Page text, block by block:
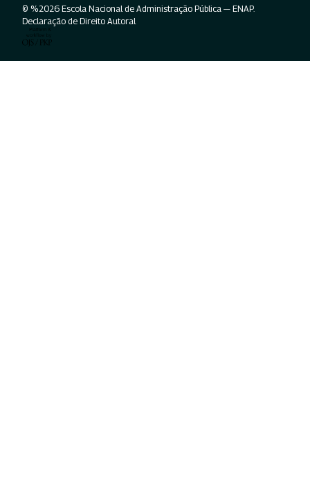
© %2026 Escola Nacional de Administração Pública — ENAP.
Declaração de Direito Autoral